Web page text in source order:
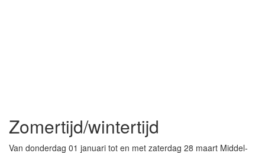
Zomertijd/wintertijd
Van donderdag 01 januari tot en met zaterdag 28 maart Middel-